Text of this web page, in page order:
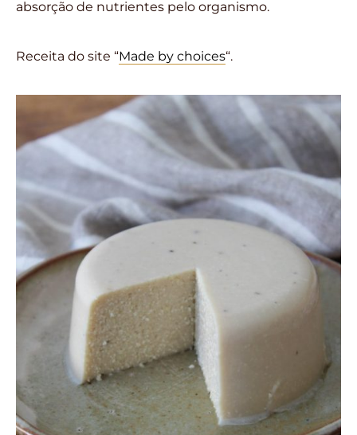
absorção de nutrientes pelo organismo.
Receita do site “Made by choices“.